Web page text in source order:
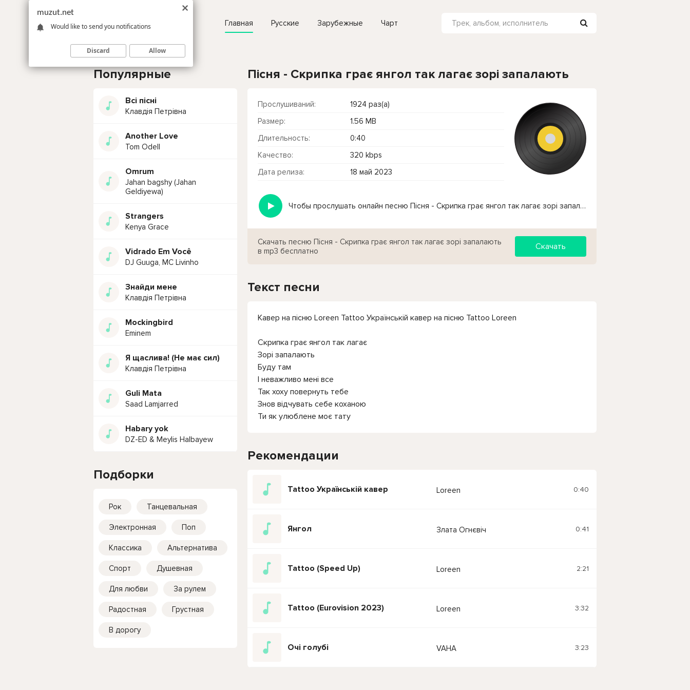
Главная Русские Зарубежные Чарт
Популярные
Всі пісні
Клавдія Петрівна
Another Love
Tom Odell
Omrum
Jahan bagshy (Jahan
Geldiyewa)
Strangers
Kenya Grace
Vidrado Em Você
DJ Guuga, MC Livinho
Знайди мене
Клавдія Петрівна
Mockingbird
Eminem
Я щаслива! (Не має сил)
Клавдія Петрівна
Guli Mata
Saad Lamjarred
Habary yok
DZ-ED & Meylis Halbayew
Подборки
Рок Танцевальная
Электронная Поп
Классика Альтернатива
Спорт Душевная
Для любви За рулем
Радостная Грустная
В дорогу
Пісня - Скрипка грає янгол так лагає зорі запалають
Прослушиваний:
1924 раз(а)
Размер:
1.56 MB
Длительность:
0:40
Качество:
320 kbps
Дата релиза:
18 май 2023
Чтобы прослушать онлайн песню Пісня - Скрипка грає янгол так лагає зорі запалають нажмите на кнопку плей с светом зелений
Скачать песню Пісня - Скрипка грає янгол так лагає зорі запалають
в mp3 бесплатно
Скачать
Текст песни
Кавер на пісню Loreen Tattoo Українській кавер на пісню Tattoo Loreen
Скрипка грає янгол так лагає
Зорі запалають
Буду там
І неважливо мені все
Так хоху повернуть тебе
Знов відчувать себе коханою
Ти як улюблене моє тату
Рекомендации
Tattoo Українській кавер Loreen 0:40
Янгол Злата Огнєвіч 0:41
Tattoo (Speed Up) Loreen 2:21
Tattoo (Eurovision 2023) Loreen 3:32
Очі голубі VAHA 3:23
muzut.net
Would like to send you notifications
Discard Allow